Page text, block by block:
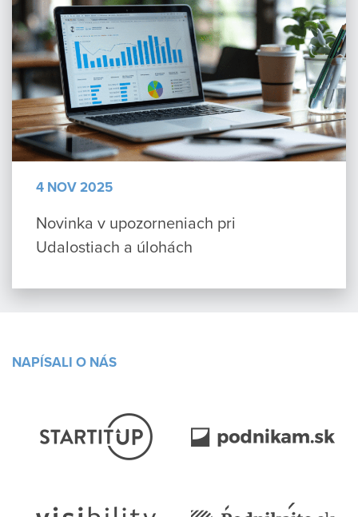
4 NOV 2025
Novinka v upozorneniach pri
Udalostiach a úlohách
NAPÍSALI O NÁS